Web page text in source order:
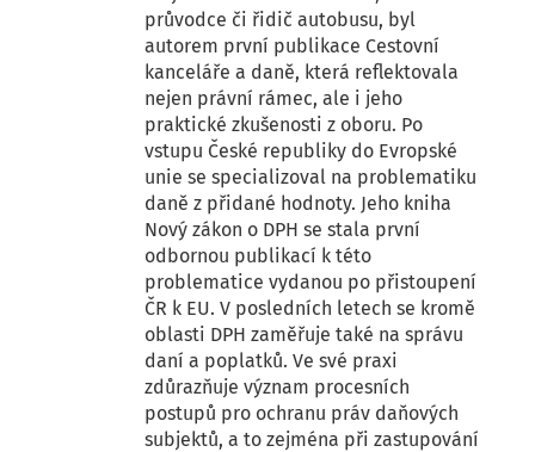
průvodce či řidič autobusu, byl
autorem první publikace Cestovní
kanceláře a daně, která reflektovala
nejen právní rámec, ale i jeho
praktické zkušenosti z oboru. Po
vstupu České republiky do Evropské
unie se specializoval na problematiku
daně z přidané hodnoty. Jeho kniha
Nový zákon o DPH se stala první
odbornou publikací k této
problematice vydanou po přistoupení
ČR k EU. V posledních letech se kromě
oblasti DPH zaměřuje také na správu
daní a poplatků. Ve své praxi
zdůrazňuje význam procesních
postupů pro ochranu práv daňových
subjektů, a to zejména při zastupování